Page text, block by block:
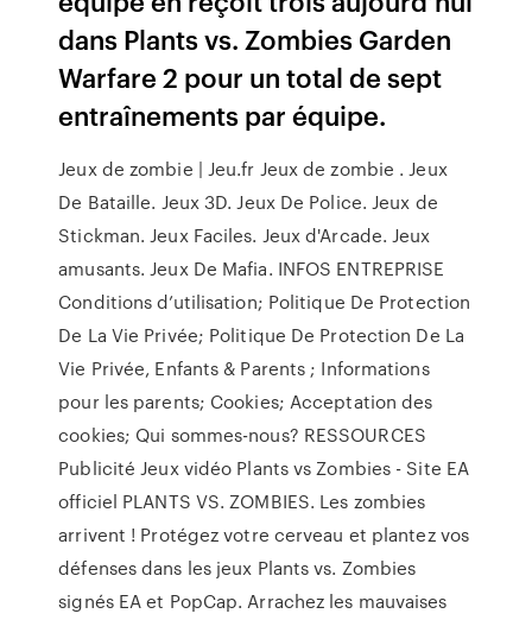
dans Plants vs. Zombies Garden
Warfare 2 pour un total de sept
entraînements par équipe.
Jeux de zombie | Jeu.fr Jeux de zombie . Jeux
De Bataille. Jeux 3D. Jeux De Police. Jeux de
Stickman. Jeux Faciles. Jeux d'Arcade. Jeux
amusants. Jeux De Mafia. INFOS ENTREPRISE
Conditions d’utilisation; Politique De Protection
De La Vie Privée; Politique De Protection De La
Vie Privée, Enfants & Parents ; Informations
pour les parents; Cookies; Acceptation des
cookies; Qui sommes-nous? RESSOURCES
Publicité Jeux vidéo Plants vs Zombies - Site EA
officiel PLANTS VS. ZOMBIES. Les zombies
arrivent ! Protégez votre cerveau et plantez vos
défenses dans les jeux Plants vs. Zombies
signés EA et PopCap. Arrachez les mauvaises